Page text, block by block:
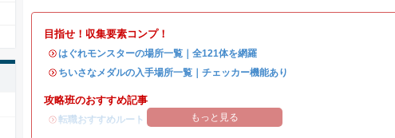
目指せ！収集要素コンプ！
・はぐれモンスターの場所一覧｜全121体を網羅
・ ちいさなメダルの入手場所一覧｜チェッカー機能あり
攻略班のおすすめ記事
・転職おすすめルート もっと見る